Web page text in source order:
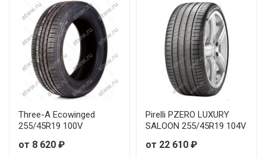
Three-A Ecowinged
255/45R19 100V
от 8 620 ₽
Pirelli PZERO LUXURY
SALOON 255/45R19 104V
от 22 610 ₽